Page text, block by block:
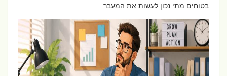
בטוחים מתי נכון לעשות את המעבר.